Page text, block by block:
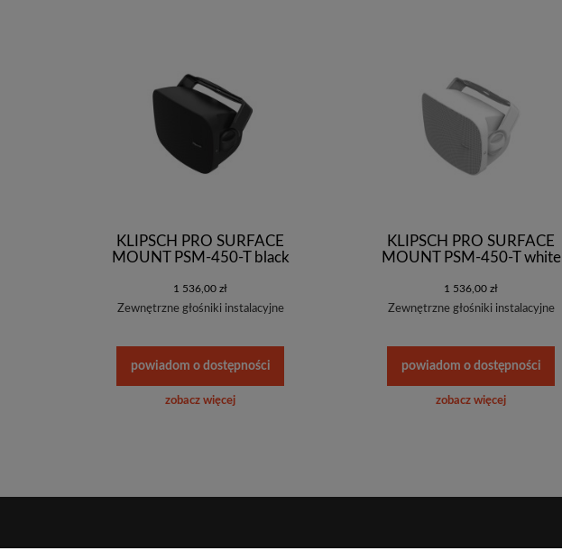
KLIPSCH PRO SURFACE
MOUNT PSM-450-T black
1 536,00 zł
Zewnętrzne głośniki instalacyjne
powiadom o dostępności
zobacz więcej
KLIPSCH PRO SURFACE
MOUNT PSM-450-T white
1 536,00 zł
Zewnętrzne głośniki instalacyjne
powiadom o dostępności
zobacz więcej